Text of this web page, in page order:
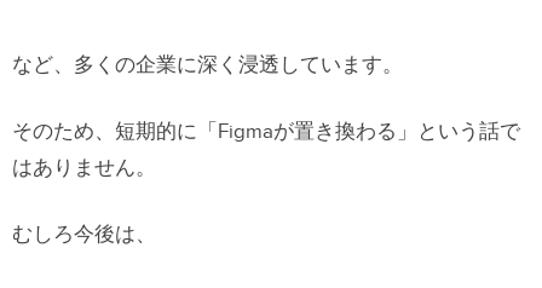
など、多くの企業に深く浸透しています。
そのため、短期的に「Figmaが置き換わる」という話で
はありません。
むしろ今後は、